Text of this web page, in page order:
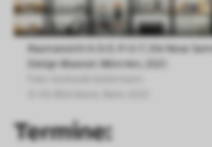
Raumansicht X-D-E-P-O-T, Die Neue
Design Museum München, 2021.
Termine: